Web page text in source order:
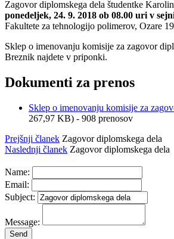
Zagovor diplomskega dela študentke
ponedeljek, 24. 9. 2018 ob 08.00 uri v
Fakultete za tehnologijo polimerov, Ozare
Sklep o imenovanju komisije za zagovor
Breznik najdete v priponki.
Dokumenti za prenos
Sklep o imenovanju komisije za
267,97 KB) - 908 prenosov
Prejšnji članek Zagovor diplomskega dela
Naslednji članek Zagovor diplomskega dela
Name:
Email:
Subject:
Message: